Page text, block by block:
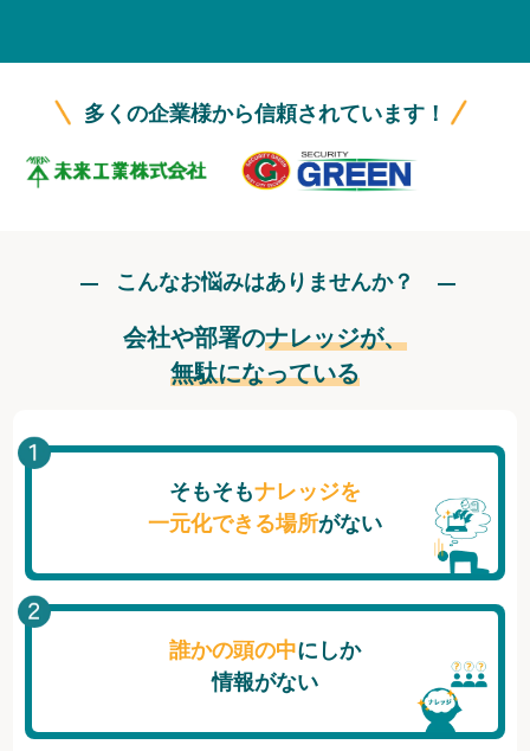
ログイン
多くの企業様から信頼されています！
こんなお悩みはありませんか？
会社や部署のナレッジが、
無駄になっている
そもそもナレッジを
一元化できる場所がない
誰かの頭の中にしか
情報がない